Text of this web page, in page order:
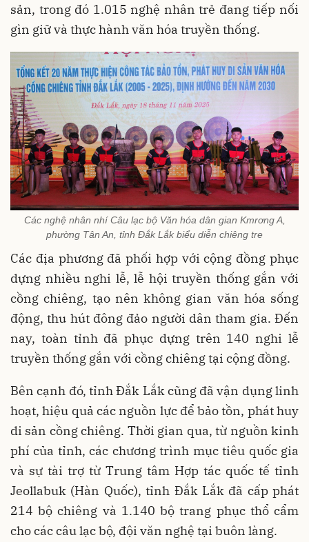
sản, trong đó 1.015 nghệ nhân trẻ đang tiếp nối
gìn giữ và thực hành văn hóa truyền thống.
Các nghệ nhân nhí Câu lạc bộ Văn hóa dân gian Kmrơng A,
phường Tân An, tỉnh Đắk Lắk biểu diễn chiêng tre
Các địa phương đã phối hợp với cộng đồng phục
dựng nhiều nghi lễ, lễ hội truyền thống gắn với
cồng chiêng, tạo nên không gian văn hóa sống
động, thu hút đông đảo người dân tham gia. Đến
nay, toàn tỉnh đã phục dựng trên 140 nghi lễ
truyền thống gắn với cồng chiêng tại cộng đồng.
Bên cạnh đó, tỉnh Đắk Lắk cũng đã vận dụng linh
hoạt, hiệu quả các nguồn lực để bảo tồn, phát huy
di sản cồng chiêng. Thời gian qua, từ nguồn kinh
phí của tỉnh, các chương trình mục tiêu quốc gia
và sự tài trợ từ Trung tâm Hợp tác quốc tế tỉnh
Jeollabuk (Hàn Quốc), tỉnh Đắk Lắk đã cấp phát
214 bộ chiêng và 1.140 bộ trang phục thổ cẩm
cho các câu lạc bộ, đội văn nghệ tại buôn làng.